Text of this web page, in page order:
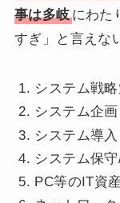
事は多岐にわた
すぎ」と言えな
システム戦略
システム企画
システム導
システム保
PC等のIT資